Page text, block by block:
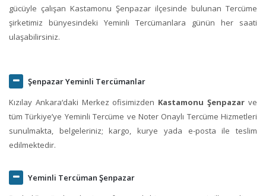
gücüyle çalışan Kastamonu Şenpazar ilçesinde bulunan Tercüme
şirketimiz bünyesindeki Yeminli Tercümanlara günün her saati
ulaşabilirsiniz.
Şenpazar Yeminli Tercümanlar
Kızılay Ankara‘daki Merkez ofisimizden Kastamonu Şenpazar ve
tüm Türkiye’ye Yeminli Tercüme ve Noter Onaylı Tercüme Hizmetleri
sunulmakta, belgeleriniz; kargo, kurye yada e-posta ile teslim
edilmektedir.
Yeminli Tercüman Şenpazar